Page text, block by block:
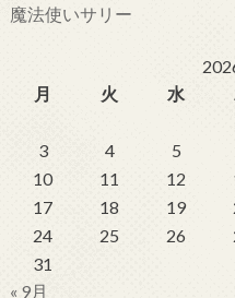
魔法使いサリー
月
火 水
3
4 5
10
11 12
17
18 19
24
25 26
31
« 9月